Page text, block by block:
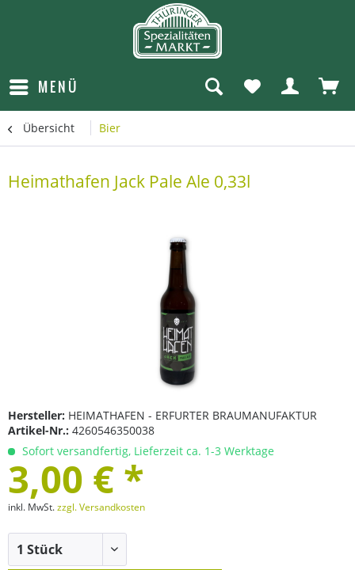
MENÜ
Übersicht Bier
Heimathafen Jack Pale Ale 0,33l
Hersteller: HEIMATHAFEN - ERFURTER BRAUMANUFAKTUR
Artikel-Nr.: 4260546350038
Sofort versandfertig, Lieferzeit ca. 1-3 Werktage
3,00 € *
inkl. MwSt.zzgl. Versandkosten